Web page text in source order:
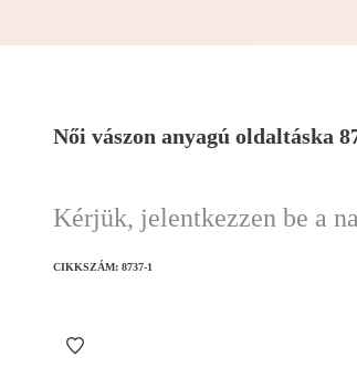
Női vászon anyagú oldaltáska
Kérjük, jelentkezzen be a
CIKKSZÁM: 8737-1